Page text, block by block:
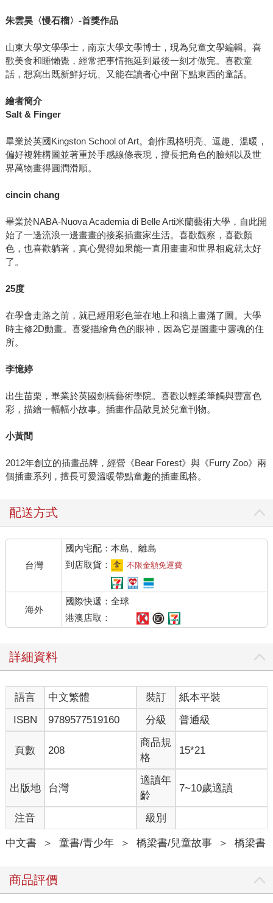
朱雲昊〈慢石榴〉-首獎作品
山東大學文學學士，南京大學文學博士，現為兒童文學編輯。喜
歡美食和睡懶覺，經常把事情拖延到最後一刻才做完。喜歡童
話，想寫出既新鮮好玩、又能在讀者心中留下點東西的童話。
繪者簡介
Salt & Finger
畢業於英國Kingston School of Art。創作風格明亮、逗趣、溫暖，
偏好複雜構圖並著重於手感線條表現，擅長把角色的臉頰以及世
界萬物畫得圓潤滑順。
cincin chang
畢業於NABA-Nuova Academia di Belle Arti米蘭藝術大學，自此開
始了一邊流浪一邊畫畫的接案插畫家生活。喜歡觀察，喜歡顏
色，也喜歡躺著，真心覺得如果能一直用畫畫和世界相處就太好
了。
25度
在學會走路之前，就已經用彩色筆在地上和牆上畫滿了圖。大學
時主修2D動畫。喜愛描繪角色的眼神，因為它是圖畫中靈魂的住
所。
李憶婷
出生苗栗，畢業於英國劍橋藝術學院。喜歡以輕柔筆觸與豐富色
彩，描繪一幅幅小故事。插畫作品散見於兒童刊物。
小黃間
2012年創立的插畫品牌，經營《Bear Forest》與《Furry Zoo》兩
個插畫系列，擅長可愛溫暖帶點童趣的插畫風格。
配送方式
台灣
國內宅配：本島、離島
到店取貨：
不限金額免運費
海外
國際快遞：全球
港澳店取：
詳細資料
語言 中文繁體 裝訂
紙本平裝
ISBN
9789577519160 分級 普通級
頁數 208
商品規
格
15*21
出版地 台灣
適讀年
齡
7~10歲適讀
注音 級別
中文書 ＞ 童書/青少年 ＞ 橋梁書/兒童故事 ＞ 橋梁書
商品評價